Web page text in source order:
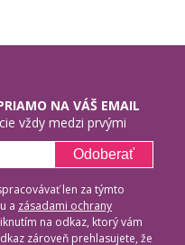
NA VÁŠ EMAIL
vždy medzi prvými
Odoberať
len za týmto
a zásadami ochrany
na odkaz, ktorý vám
zároveň prehlasujete, že